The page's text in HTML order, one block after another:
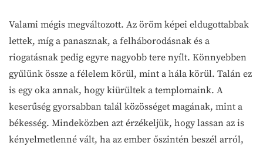
Valami mégis megváltozott. Az öröm képei eldugottabbak
lettek, míg a panasznak, a felháborodásnak és a
riogatásnak pedig egyre nagyobb tere nyílt. Könnyebben
gyűlünk össze a félelem körül, mint a hála körül. Talán ez
is egy oka annak, hogy kiürültek a templomaink. A
keserűség gyorsabban talál közösséget magának, mint a
békesség. Mindeközben azt érzékeljük, hogy lassan az is
kényelmetlenné vált, ha az ember őszintén beszél arról,